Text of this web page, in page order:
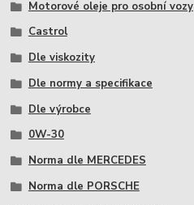
Motorové oleje pro osobní vozy
Castrol
Dle viskozity
Dle normy a specifikace
Dle výrobce
0W-30
Norma dle MERCEDES
Norma dle PORSCHE